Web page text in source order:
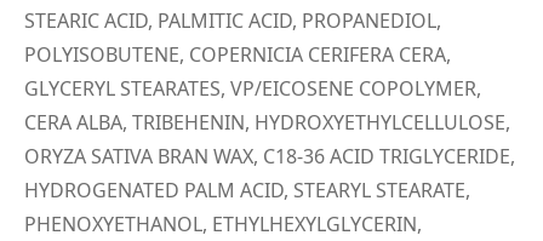
STEARIC ACID, PALMITIC ACID, PROPANEDIOL,
POLYISOBUTENE, COPERNICIA CERIFERA CERA,
GLYCERYL STEARATES, VP/EICOSENE COPOLYMER,
CERA ALBA, TRIBEHENIN, HYDROXYETHYLCELLULOSE,
ORYZA SATIVA BRAN WAX, C18-36 ACID TRIGLYCERIDE,
HYDROGENATED PALM ACID, STEARYL STEARATE,
PHENOXYETHANOL, ETHYLHEXYLGLYCERIN,